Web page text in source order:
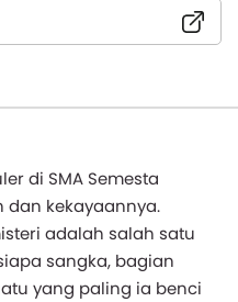
di SMA Semesta
kekayaannya.
adalah salah satu
sangka, bagian
yang paling ia benci